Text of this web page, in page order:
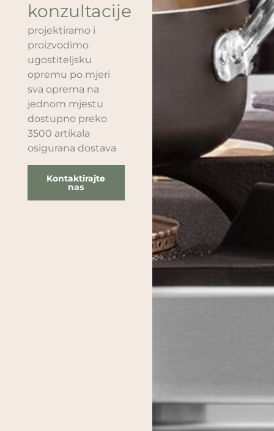
konzultacije
projektiramo i
proizvodimo
ugostiteljsku
opremu po mjeri
sva oprema na
jednom mjestu
dostupno preko
3500 artikala
osigurana dostava
Kontaktirajte
nas